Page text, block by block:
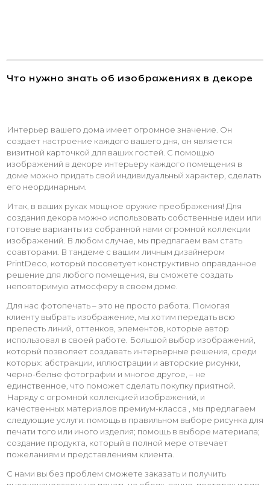
Что нужно знать об изображениях в декоре
Интерьер вашего дома имеет огромное значение. Он
создает настроение каждого вашего дня, он является
визитной карточкой для ваших гостей. С помощью
изображений в декоре интерьеру каждого помещения в
доме можно придать свой индивидуальный характер, сделать
его неординарным.
Итак, в ваших руках мощное оружие преображения! Для
создания декора можно использовать собственные идеи или
готовые варианты из собранной нами огромной коллекции
изображений. В любом случае, мы предлагаем вам стать
соавторами. В тандеме с вашим личным дизайнером
PrintDeco, который посоветует конструктивно оправданное
решение для любого помещения, вы сможете создать
неповторимую атмосферу в своем доме.
Для нас фотопечать – это не просто работа. Помогая
клиенту выбрать изображение, мы хотим передать всю
прелесть линий, оттенков, элементов, которые автор
использовал в своей работе. Большой выбор изображений,
который позволяет создавать интерьерные решения, среди
которых: абстракции, иллюстрации и авторские рисунки,
черно-белые фотографии и многое другое, – не
единственное, что поможет сделать покупку приятной.
Наряду с огромной коллекцией изображений, и
качественных материалов премиум-класса , мы предлагаем
следующие услуги: помощь в правильном выборе рисунка для
печати того или иного изделия; помощь в выборе материала;
создание продукта, который в полной мере отвечает
пожеланиям и представлениям клиента.
С нами вы без проблем сможете заказать и получить